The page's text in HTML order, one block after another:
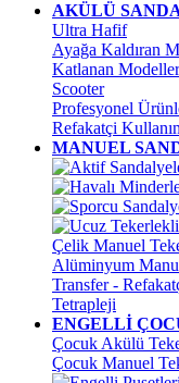
AKÜLÜ
Ultra Hafif
Ayağa Kaldıran
Katlanan Modeller
Scooter
Profesyonel
Refakatçi
MANUEL
Çelik Manuel
Alüminyum
Transfer -
Tetrapleji
ENGELLİ
Çocuk Akülü
Çocuk Manuel